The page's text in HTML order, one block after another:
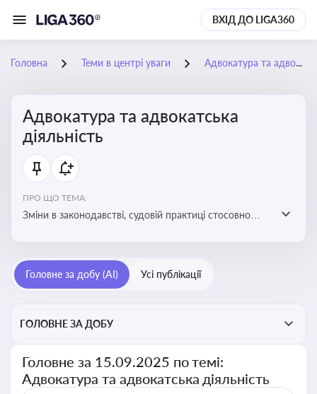
ВХІД ДО LIGA360
Головна Теми в центрі уваги Адвокатура та адвокатська діяльність
Адвокатура та адвокатська
діяльність
ПРО ЩО ТЕМА:
Зміни в законодавстві, судовій практиці стосовно
Головне за добу (AI) Усі публікації
ГОЛОВНЕ ЗА ДОБУ
Головне за 15.09.2025 по темі:
Адвокатура та адвокатська діяльність